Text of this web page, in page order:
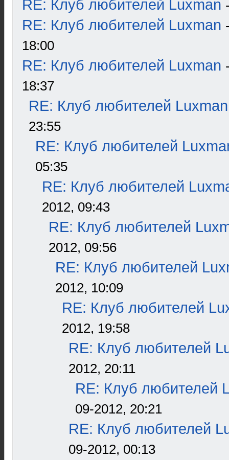
RE: Клуб любителей Luxman
RE: Клуб любителей Luxman
18:00
RE: Клуб любителей Luxman
18:37
RE: Клуб любителей Luxman
23:55
RE: Клуб любителей
05:35
RE: Клуб любителей
2012, 09:43
RE: Клуб любителей
2012, 09:56
RE: Клуб любителей
2012, 10:09
RE: Клуб любителей
2012, 19:58
RE: Клуб любителей
2012, 20:11
RE: Клуб любителей
09-2012, 20:21
RE: Клуб любителей
09-2012, 00:13